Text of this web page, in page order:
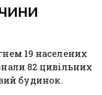
19 населених
82 цивільних
будинок.